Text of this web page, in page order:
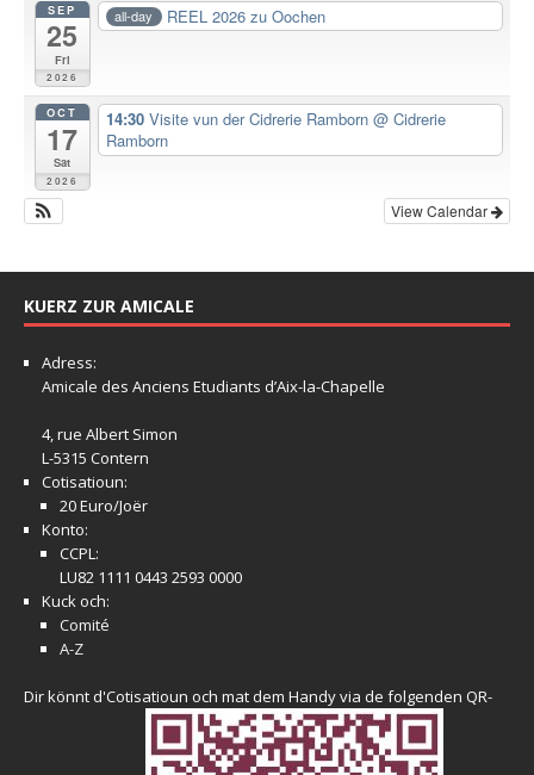
SEP
25
Fri
2026
all-day REEL 2026 zu Oochen
OCT
17
Sat
2026
14:30 Visite vun der Cidrerie Ramborn @ Cidrerie
Ramborn
View Calendar
KUERZ ZUR AMICALE
Adress:
Amicale des Anciens Etudiants d’Aix-la-Chapelle
4, rue Albert Simon
L-5315 Contern
Cotisatioun:
20 Euro/Joër
Konto:
CCPL:
LU82 1111 0443 2593 0000
Kuck och:
Comité
A-Z
Dir könnt d'Cotisatioun och mat dem Handy via de folgenden QR-